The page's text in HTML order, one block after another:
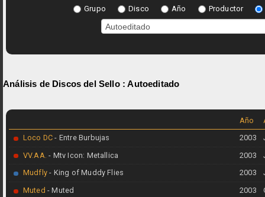
Grupo Disco Año Productor
Análisis de Discos del Sello :Autoeditado
Año
Loco DC - Entre Burbujas
2003
VV.AA. - Mtv Icon: Metallica
2003
Mudfly - King of Muddy Flies
2003
Muted - Muted
2003